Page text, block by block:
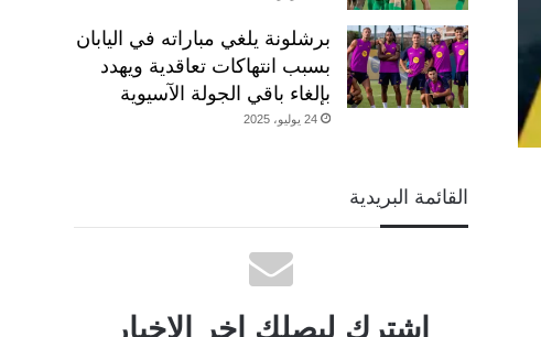
برشلونة يلغي مباراته في اليابان
بسبب انتهاكات تعاقدية ويهدد
بإلغاء باقي الجولة الآسيوية
24 يوليو، 2025
القائمة البريدية
اشترك ليصلك اخر الاخبار